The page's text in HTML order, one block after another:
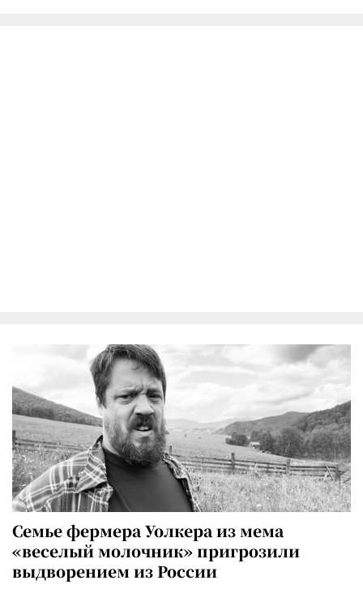
Семье фермера Уолкера из мема
«веселый молочник» пригрозили
выдворением из России